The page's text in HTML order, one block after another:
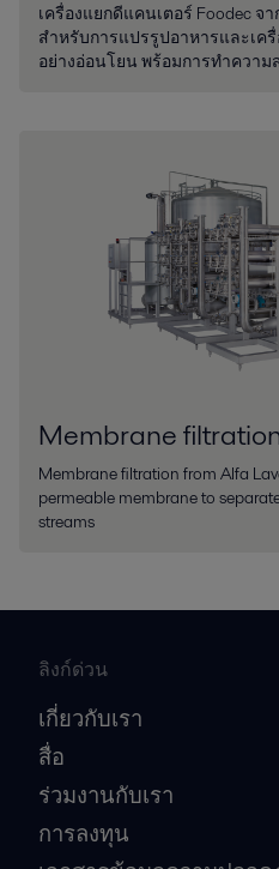
เครื่องแยกดีแคนเตอร์ Foodec
สำหรับการแปรรูปอาหารและเค
อย่างอ่อนโยน พร้อมการทำควา
Membrane
Membrane filtration from Alfa
permeable membrane to
streams
ลิงก์ด่วน
เกี่ยวกับเรา
สื่อ
ร่วมงานกับเรา
การลงทุน